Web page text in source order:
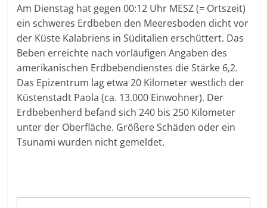
Am Dienstag hat gegen 00:12 Uhr MESZ (= Ortszeit)
ein schweres Erdbeben den Meeresboden dicht vor
der Küste Kalabriens in Süditalien erschüttert. Das
Beben erreichte nach vorläufigen Angaben des
amerikanischen Erdbebendienstes die Stärke 6,2.
Das Epizentrum lag etwa 20 Kilometer westlich der
Küstenstadt Paola (ca. 13.000 Einwohner). Der
Erdbebenherd befand sich 240 bis 250 Kilometer
unter der Oberfläche. Größere Schäden oder ein
Tsunami wurden nicht gemeldet.